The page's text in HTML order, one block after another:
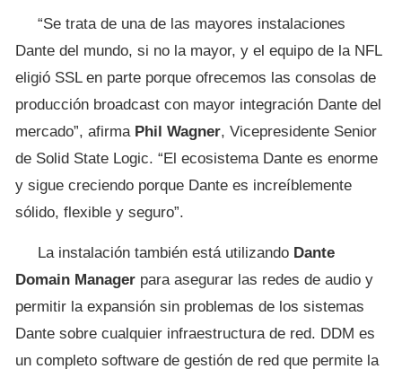
“Se trata de una de las mayores instalaciones
Dante del mundo, si no la mayor, y el equipo de la NFL
eligió SSL en parte porque ofrecemos las consolas de
producción broadcast con mayor integración Dante del
mercado”, afirma Phil Wagner, Vicepresidente Senior
de Solid State Logic. “El ecosistema Dante es enorme
y sigue creciendo porque Dante es increíblemente
sólido, flexible y seguro”.
La instalación también está utilizando Dante
Domain Manager para asegurar las redes de audio y
permitir la expansión sin problemas de los sistemas
Dante sobre cualquier infraestructura de red. DDM es
un completo software de gestión de red que permite la